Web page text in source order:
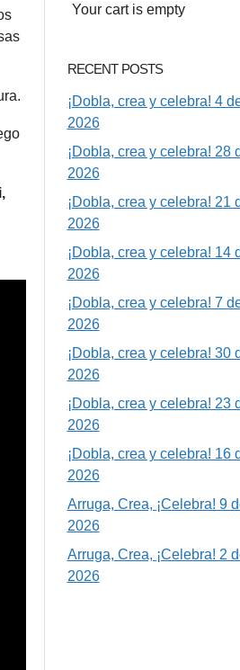
Your cart is empty
RECENT POSTS
¡Dobla, crea y celebra! 4
2026
¡Dobla, crea y celebra! 28
2026
¡Dobla, crea y celebra! 21
2026
¡Dobla, crea y celebra! 14
2026
¡Dobla, crea y celebra! 7
2026
¡Dobla, crea y celebra! 30
2026
¡Dobla, crea y celebra! 23
2026
¡Dobla, crea y celebra! 16
2026
Arruga, Crea, ¡Celebra! 9
2026
Arruga, Crea, ¡Celebra! 2
2026